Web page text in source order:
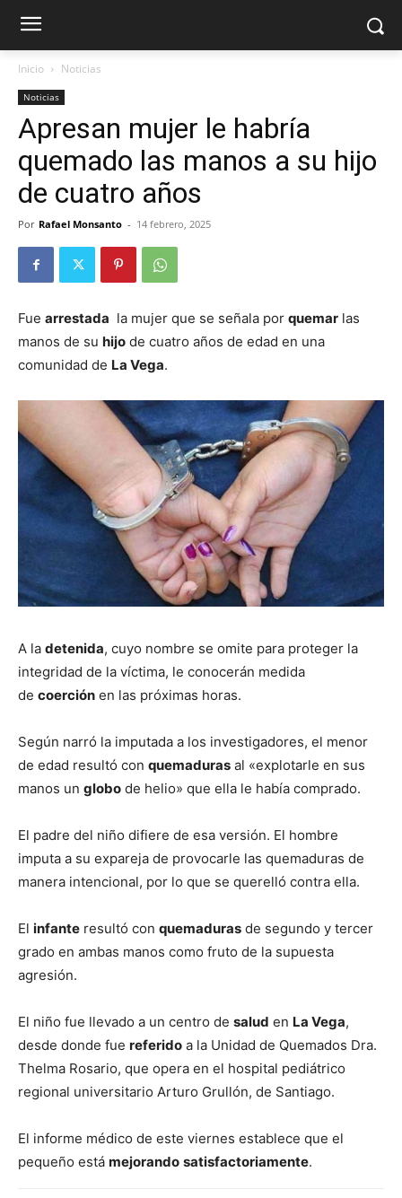
Inicio Noticias
Noticias
Apresan mujer le habría
quemado las manos a su hijo
de cuatro años
Por Rafael Monsanto - 14 febrero, 2025
Fue arrestada la mujer que se señala por quemar las
manos de su hijo de cuatro años de edad en una
comunidad de La Vega.
A la detenida, cuyo nombre se omite para proteger la
integridad de la víctima, le conocerán medida
de coerción en las próximas horas.
Según narró la imputada a los investigadores, el menor
de edad resultó con quemaduras al «explotarle en sus
manos un globo de helio» que ella le había comprado.
El padre del niño difiere de esa versión. El hombre
imputa a su expareja de provocarle las quemaduras de
manera intencional, por lo que se querelló contra ella.
El infante resultó con quemaduras de segundo y tercer
grado en ambas manos como fruto de la supuesta
agresión.
El niño fue llevado a un centro de salud en La Vega,
desde donde fue referido a la Unidad de Quemados Dra.
Thelma Rosario, que opera en el hospital pediátrico
regional universitario Arturo Grullón, de Santiago.
El informe médico de este viernes establece que el
pequeño está mejorando satisfactoriamente.